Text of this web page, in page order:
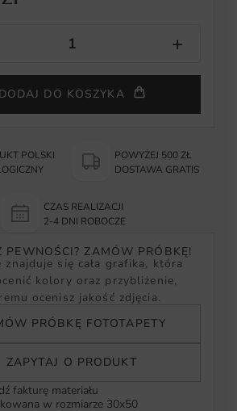
DODAJ DO KOSZYKA
POLSKI
POWYŻEJ 500 ZŁ
DOSTAWA GRATIS
CZAS REALIZACJI
2-4 DNI ROBOCZE
PEWNOŚCI? ZAMÓW PRÓBKĘ!
znajduje się cała grafika, która
kolory oraz przybliżenie,
ocenisz jakość zdjęcia.
PRÓBKĘ FOTOTAPETY
ZAPYTAJ O PRODUKT
fakturę materiału
w rozmiarze 30x50